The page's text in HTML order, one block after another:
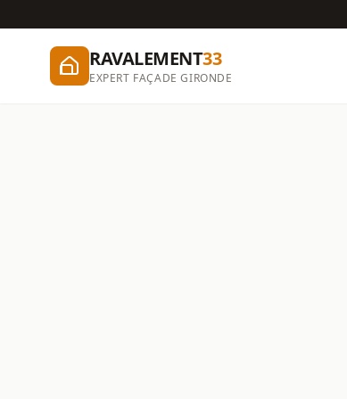
RAVALEMENT33
EXPERT FAÇADE GIRONDE